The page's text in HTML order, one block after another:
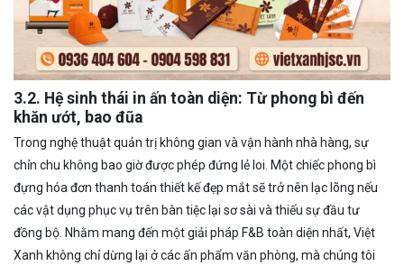
3.2. Hệ sinh thái in ấn toàn diện: Từ phong bì đến
khăn ướt, bao đũa
Trong nghệ thuật quản trị không gian và vận hành nhà hàng, sự
chỉn chu không bao giờ được phép đứng lẻ loi. Một chiếc phong bì
đựng hóa đơn thanh toán thiết kế đẹp mắt sẽ trở nên lạc lõng nếu
các vật dụng phục vụ trên bàn tiệc lại sơ sài và thiếu sự đầu tư
đồng bộ. Nhằm mang đến một giải pháp F&B toàn diện nhất, Việt
Xanh không chỉ dừng lại ở các ấn phẩm văn phòng, mà chúng tôi